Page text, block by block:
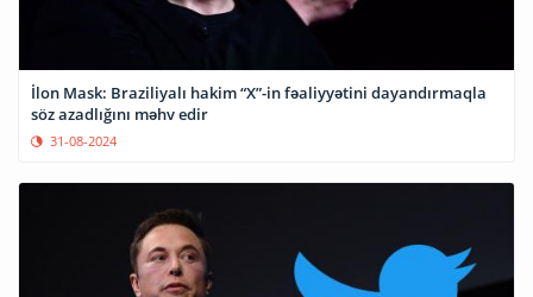
İlon Mask: Braziliyalı hakim “X”-in fəaliyyətini dayandırmaqla
söz azadlığını məhv edir
31-08-2024